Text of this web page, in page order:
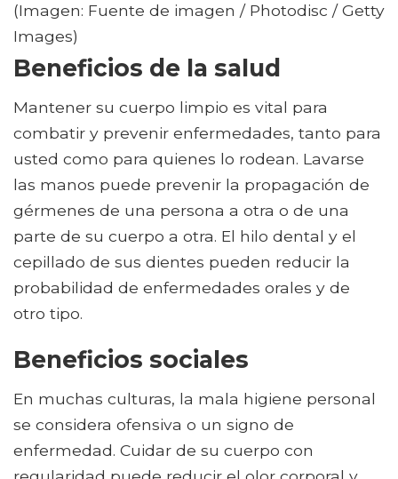
(Imagen: Fuente de imagen / Photodisc / Getty
Images)
Beneficios de la salud
Mantener su cuerpo limpio es vital para
combatir y prevenir enfermedades, tanto para
usted como para quienes lo rodean. Lavarse
las manos puede prevenir la propagación de
gérmenes de una persona a otra o de una
parte de su cuerpo a otra. El hilo dental y el
cepillado de sus dientes pueden reducir la
probabilidad de enfermedades orales y de
otro tipo.
Beneficios sociales
En muchas culturas, la mala higiene personal
se considera ofensiva o un signo de
enfermedad. Cuidar de su cuerpo con